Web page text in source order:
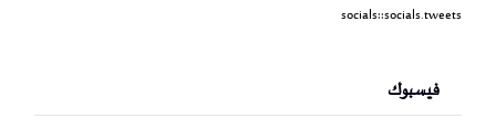
socials::socials.tweets
فيسبوك